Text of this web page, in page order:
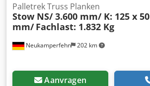
Neukamperfehn 202 km
Palletrek Truss Planken
Stow NS/ 3.600 mm/ K: 125 x 50
mm/ Fachlast: 1.832 Kg
Aanvragen